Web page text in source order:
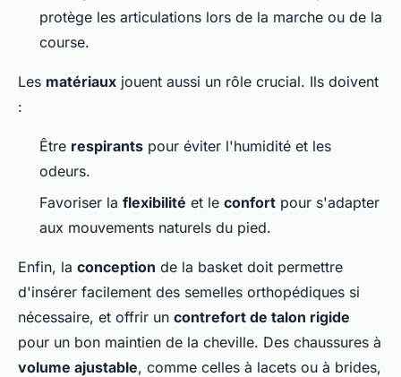
protège les articulations lors de la marche ou de la
course.
Les matériaux jouent aussi un rôle crucial. Ils doivent
:
Être respirants pour éviter l'humidité et les
odeurs.
Favoriser la flexibilité et le confort pour s'adapter
aux mouvements naturels du pied.
Enfin, la conception de la basket doit permettre
d'insérer facilement des semelles orthopédiques si
nécessaire, et offrir un contrefort de talon rigide
pour un bon maintien de la cheville. Des chaussures à
volume ajustable, comme celles à lacets ou à brides,